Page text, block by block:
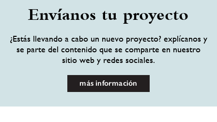
Envíanos tu proyecto
¿Estás llevando a cabo un nuevo proyecto? explícanos y
se parte del contenido que se comparte en nuestro
sitio web y redes sociales.
más información